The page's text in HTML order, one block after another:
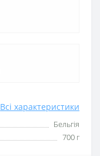
Всі характеристики
Бельгія
700 г